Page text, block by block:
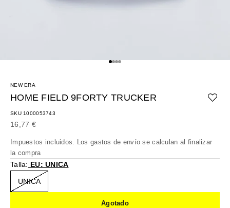
Ir al artículo 1
Ir al artículo 2
Ir al artículo 3
Ir al artículo 4
NEW ERA
HOME FIELD 9FORTY TRUCKER
SKU 1000053743
Precio de oferta
16,77 €
Impuestos incluidos. Los gastos de envío se calculan al finalizar
la compra
Talla: EU: UNICA
UNICA
Agotado